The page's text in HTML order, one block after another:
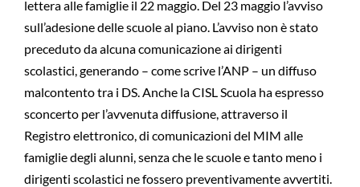
lettera alle famiglie il 22 maggio. Del 23 maggio l’avviso
sull’adesione delle scuole al piano. L’avviso non è stato
preceduto da alcuna comunicazione ai dirigenti
scolastici, generando – come scrive l’ANP – un diffuso
malcontento tra i DS. Anche la CISL Scuola ha espresso
sconcerto per l’avvenuta diffusione, attraverso il
Registro elettronico, di comunicazioni del MIM alle
famiglie degli alunni, senza che le scuole e tanto meno i
dirigenti scolastici ne fossero preventivamente avvertiti.